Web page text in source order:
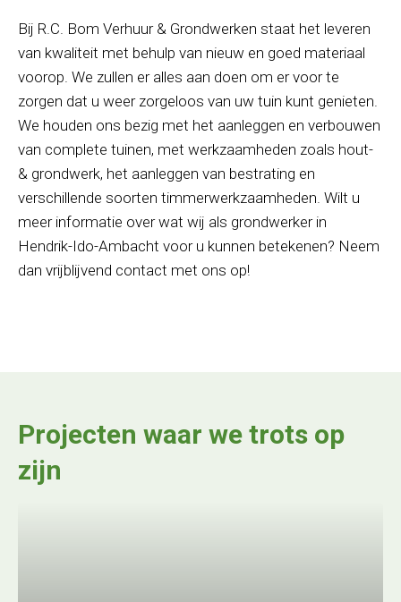
Bij R.C. Bom Verhuur & Grondwerken staat het leveren
van kwaliteit met behulp van nieuw en goed materiaal
voorop. We zullen er alles aan doen om er voor te
zorgen dat u weer zorgeloos van uw tuin kunt genieten.
We houden ons bezig met het aanleggen en verbouwen
van complete tuinen, met werkzaamheden zoals hout-
& grondwerk, het aanleggen van bestrating en
verschillende soorten timmerwerkzaamheden. Wilt u
meer informatie over wat wij als grondwerker in
Hendrik-Ido-Ambacht voor u kunnen betekenen? Neem
dan vrijblijvend contact met ons op!
Projecten waar we trots op
zijn